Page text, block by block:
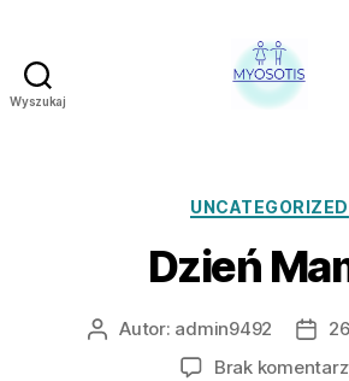
Wyszukaj
POLSCE
UNCATEGORIZED
Dzień
AutorAutor: admin9492
Data
wpisu
Brak